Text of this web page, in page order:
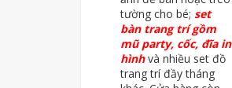
tường cho bé; set
bàn trang trí gồm
mũ party, cốc, đĩa in
hìnhvà nhiều set đồ
trang trí đầy tháng